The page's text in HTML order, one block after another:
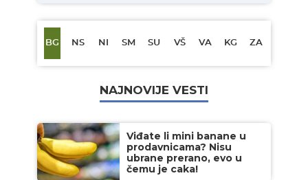
BG NS NI SM SU VŠ VA KG ZA
NAJNOVIJE VESTI
Viđate li mini banane u
prodavnicama? Nisu
ubrane prerano, evo u
čemu je caka!